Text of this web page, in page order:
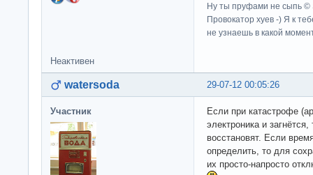
Ну ты пруфами не сыпь ©
Провокатор хуев -) Я к
не узнаешь в какой
Неактивен
29-07-12 00:05:26
watersoda
Участник
Если при катастрофе
электроника и
восстановят. Если
определить, то для
их просто-напросто